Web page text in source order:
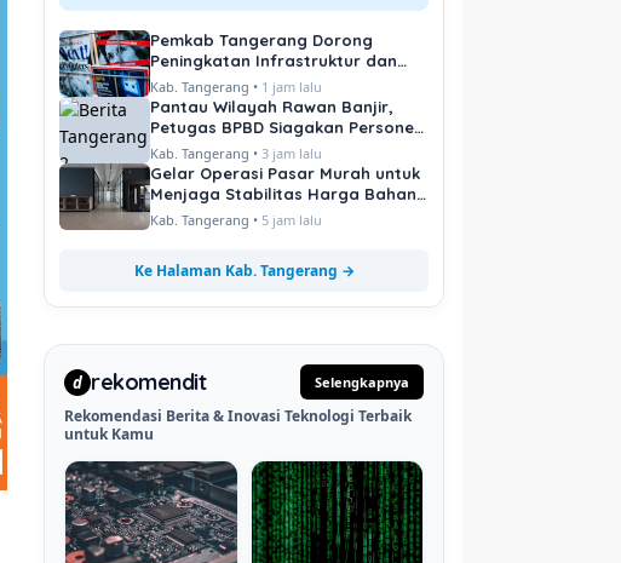
Pemkab Tangerang Dorong
Peningkatan Infrastruktur dan
Pelayanan Publik
Kab. Tangerang • 1 jam lalu
Pantau Wilayah Rawan Banjir,
Petugas BPBD Siagakan Personel
di Titik Kritis
Kab. Tangerang •3 jam lalu
Gelar Operasi Pasar Murah untuk
Menjaga Stabilitas Harga Bahan
Pokok
Kab. Tangerang • 5 jam lalu
Ke Halaman Kab. Tangerang →
d rekomendit Selengkapnya
Rekomendasi Berita & Inovasi Teknologi Terbaik
untuk Kamu